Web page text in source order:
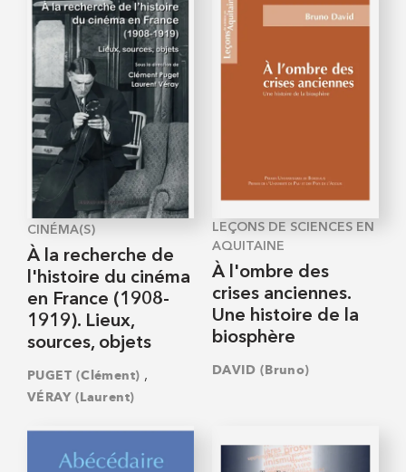
CINÉMA(S)
À la recherche de
l'histoire du cinéma
en France (1908-
1919). Lieux,
sources, objets
PUGET (Clément) ,
VÉRAY (Laurent)
LEÇONS DE SCIENCES EN
AQUITAINE
À l'ombre des
crises anciennes.
Une histoire de la
biosphère
DAVID (Bruno)